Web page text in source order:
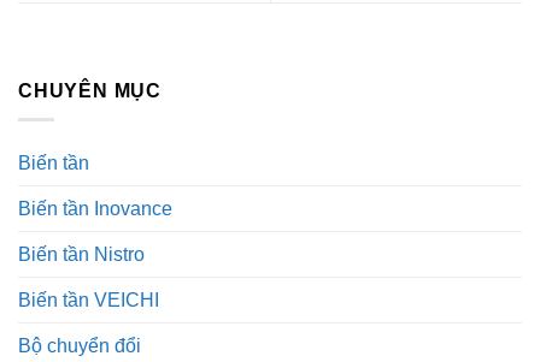
CHUYÊN MỤC
Biến tần
Biến tần Inovance
Biến tần Nistro
Biến tần VEICHI
Bộ chuyển đổi